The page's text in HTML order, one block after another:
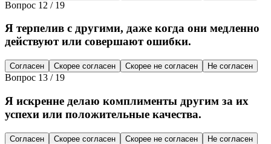
Вопрос 12 / 19
Я терпелив с другими, даже когда они медленно
действуют или совершают ошибки.
Согласен Скорее согласен Скорее не согласен Не согласен
Вопрос 13 / 19
Я искренне делаю комплименты другим за их
успехи или положительные качества.
Согласен Скорее согласен Скорее не согласен Не согласен